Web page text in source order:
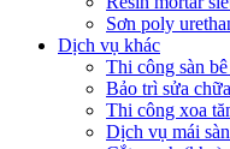
Sơn poly
Dịch vụ khác
Thi công sàn
Bảo trì sửa
Thi công xoa
Dịch vụ mái